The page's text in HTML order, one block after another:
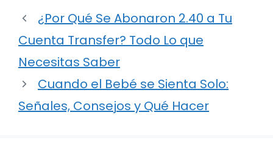
¿Por Qué Se Abonaron 2.40 a Tu
Cuenta Transfer? Todo Lo que
Necesitas Saber
Cuando el Bebé se Sienta Solo:
Señales, Consejos y Qué Hacer